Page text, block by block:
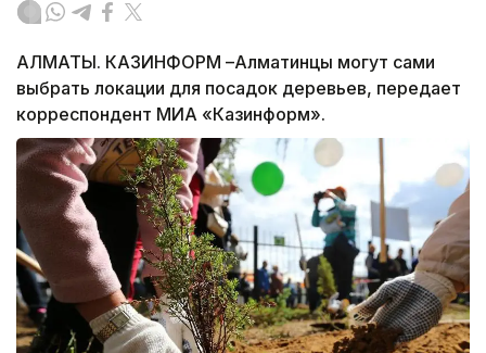
АЛМАТЫ. КАЗИНФОРМ –Алматинцы могут сами
выбрать локации для посадок деревьев, передает
корреспондент МИА «Казинформ».